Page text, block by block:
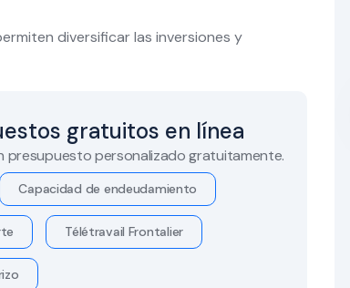
diversificar las inversiones y
gratuitos en línea
presupuesto personalizado gratuitamente.
Capacidad de endeudamiento
Télétravail Frontalier